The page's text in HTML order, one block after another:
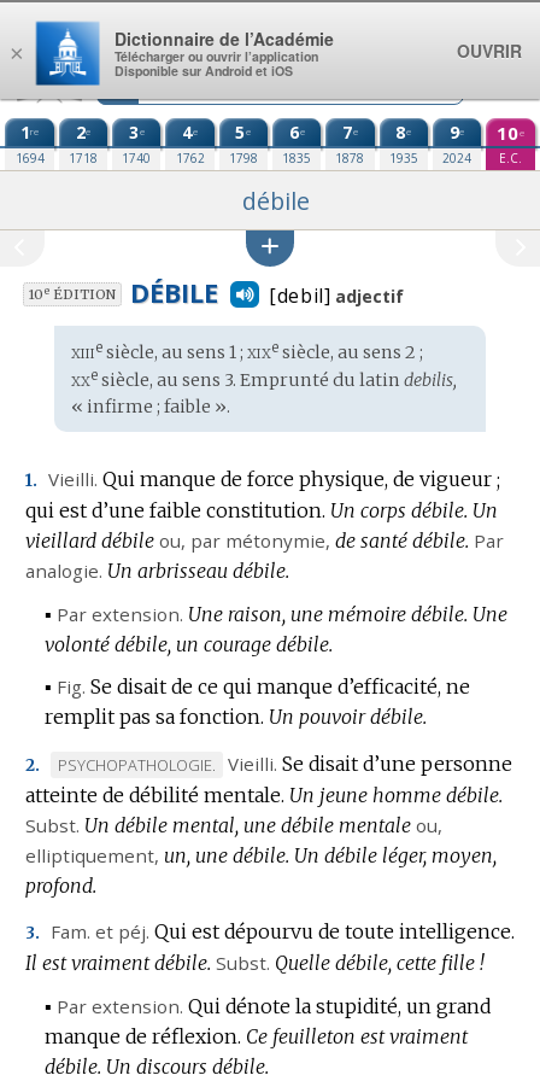
Aller au contenu
1re
1694
2e
1718
3e
1740
4e
1762
5e
1798
6e
1835
7e
1878
8e
1935
9e
2024
10e
E.C.
débile
10eÉDITION DÉBILE [debil] adjectif
Étymologie
:
xiiiesiècle, au sens 1 ; xixesiècle, au sens 2 ;
xxesiècle, au sens 3. Emprunté du latin debilis,
« infirme ; faible ».
1. Vieilli. Qui manque de force physique, de vigueur ;
qui est d’une faible constitution. Un corps débile. Un
vieillard débile ou, par métonymie, de santé débile. Par
analogie. Un arbrisseau débile.
▪ Par extension. Une raison, une mémoire débile. Une
volonté débile, un courage débile.
▪ Fig. Se disait de ce qui manque d’efficacité, ne
remplit pas sa fonction. Un pouvoir débile.
2.
MARQUE
DE
DOMAINE
:
PSYCHOPATHOLOGIE. Vieilli. Se disait d’une personne
atteinte de débilité mentale. Un jeune homme débile.
Subst. Un débile mental, une débile mentale ou,
elliptiquement, un, une débile. Un débile léger, moyen,
profond.
3. Fam. et péj. Qui est dépourvu de toute intelligence.
Il est vraiment débile. Subst. Quelle débile, cette fille !
▪ Par extension. Qui dénote la stupidité, un grand
manque de réflexion. Ce feuilleton est vraiment
débile. Un discours débile.
×
Dictionnaire de l’Académie
Télécharger ou ouvrir l’application
Disponible sur Android et iOS
OUVRIR